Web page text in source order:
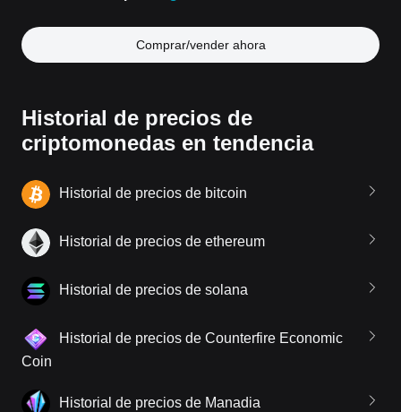
Comprar/vender ahora
Historial de precios de
criptomonedas en tendencia
Historial de precios de bitcoin
Historial de precios de ethereum
Historial de precios de solana
Historial de precios de Counterfire Economic
Coin
Historial de precios de Manadia